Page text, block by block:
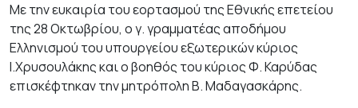
Με την ευκαιρία του εορτασμού της Εθνικής επετείου
της 28 Οκτωβρίου, ο γ. γραμματέας αποδήμου
Ελληνισμού του υπουργείου εξωτερικών κύριος
Ι.Χρυσουλάκης και ο βοηθός του κύριος Φ. Καρύδας
επισκέφτηκαν την μητρόπολη Β. Μαδαγασκάρης.